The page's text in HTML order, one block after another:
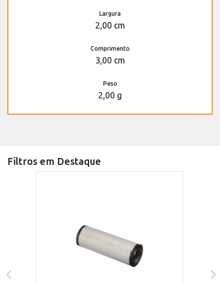
Largura
2,00 cm
Comprimento
3,00 cm
Peso
2,00 g
Filtros em Destaque